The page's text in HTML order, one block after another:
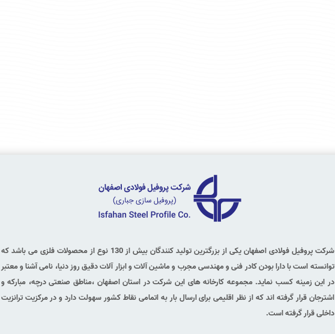
شركت پروفیل فولادی اصفهان یكی از بزرگترین تولید كنندگان بیش از 130 نوع از محصولات فلزی می باشد كه
توانسته است با دارا بودن كادر فنی و مهندسی مجرب و ماشین آلات و ابزار آلات دقیق روز دنیا، نامی آشنا و معتبر
در این زمینه كسب نماید.مجموعه كارخانه های این شركت در استان اصفهان ،مناطق صنعتی درچه، مباركه و
اشترجان قرار گرفته اند كه از نظر اقلیمی برای ارسال بار به اتمامی نقاط كشور سهولت دارد و در مركزیت ترانزیت
داخلی قرار گرفته است.